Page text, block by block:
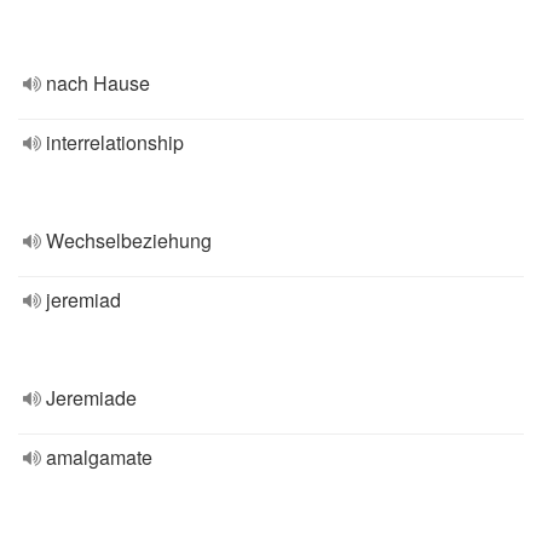
nach Hause
interrelationship
Wechselbeziehung
jeremiad
Jeremiade
amalgamate